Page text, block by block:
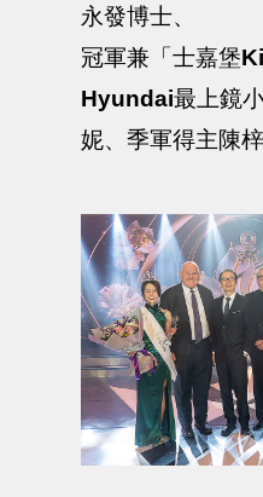
永發博士、
冠軍兼「士嘉堡
Hyundai最上鏡
妮、季軍得主陳